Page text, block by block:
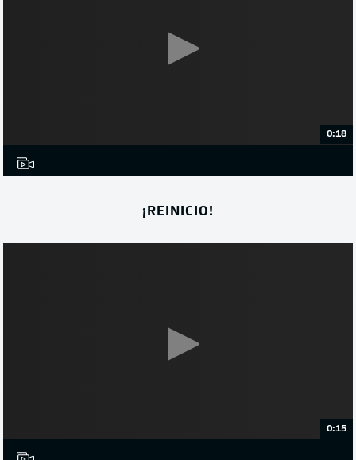
0:18
¡REINICIO!
0:15